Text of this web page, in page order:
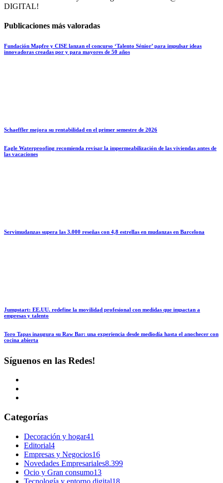
DIGITAL!
Publicaciones más valoradas
Fundación Mapfre y CISE lanzan el concurso ‘Talento Sénior’ para impulsar ideas
innovadoras creadas por y para mayores de 50 años
Schaeffler mejora su rentabilidad en el primer semestre de 2026
Eagle Waterproofing recomienda revisar la impermeabilización de las viviendas antes de
las vacaciones
Servimudanzas supera las 3.000 reseñas con 4,8 estrellas en mudanzas en Barcelona
Jumpstart: EE.UU. redefine la movilidad profesional con medidas que impactan a
empresas y talento
Toro Tapas inaugura su Raw Bar: una experiencia desde mediodía hasta el anochecer con
cocina abierta
Síguenos en las Redes!
Categorías
Decoración y hogar41
Editorial4
Empresas y Negocios16
Novedades Empresariales8.399
Ocio y Gran consumo13
Tecnología y entorno digital18